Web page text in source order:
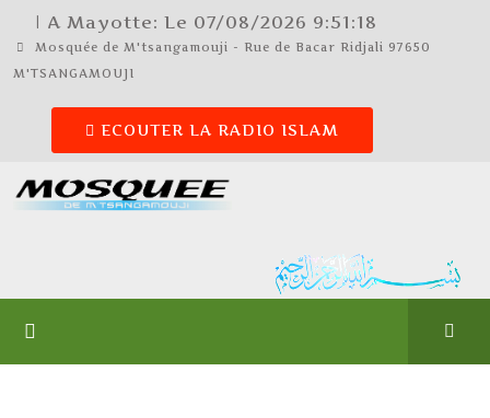
| A Mayotte: Le 07/08/2026 9:51:19
Mosquée de M'tsangamouji - Rue de Bacar Ridjali 97650
M'TSANGAMOUJI
ECOUTER LA RADIO ISLAM